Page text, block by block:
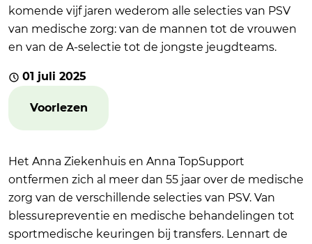
komende vijf jaren wederom alle selecties van PSV
van medische zorg: van de mannen tot de vrouwen
en van de A-selectie tot de jongste jeugdteams.
01 juli 2025
Voorlezen
Het Anna Ziekenhuis en Anna TopSupport
ontfermen zich al meer dan 55 jaar over de medische
zorg van de verschillende selecties van PSV. Van
blessurepreventie en medische behandelingen tot
sportmedische keuringen bij transfers. Lennart de